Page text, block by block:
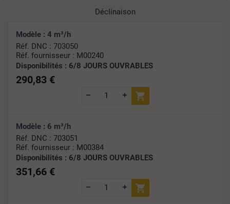
Déclinaison
Modèle : 4 m³/h
Réf. DNC : 703050
Réf. fournisseur : M00240
Disponibilités : 6/8 JOURS OUVRABLES
290,83 €
Modèle : 6 m³/h
Réf. DNC : 703051
Réf. fournisseur : M00384
Disponibilités : 6/8 JOURS OUVRABLES
351,66 €